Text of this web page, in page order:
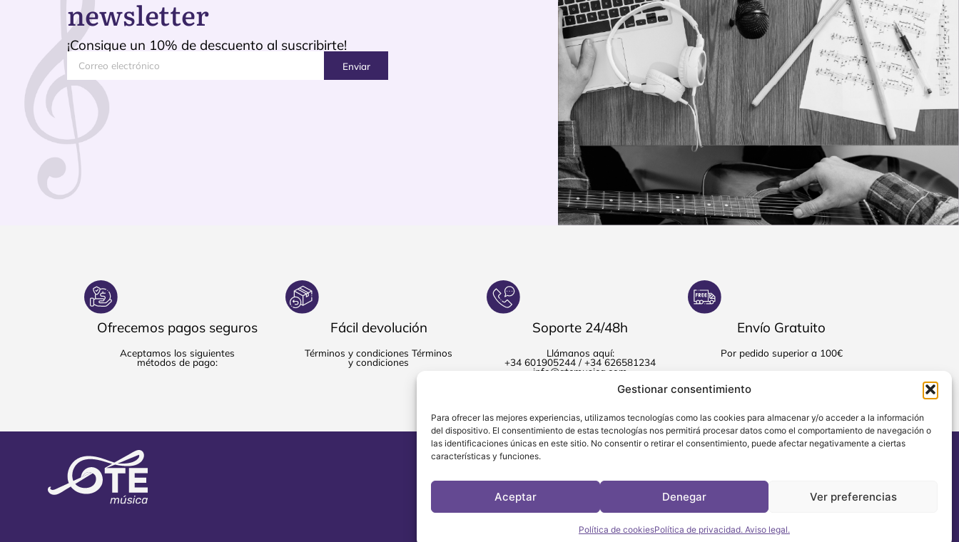
Gestionar consentimiento
Para ofrecer las mejores experiencias, utilizamos tecnologías como las cookies para almacenar y/o acceder a la información
del dispositivo. El consentimiento de estas tecnologías nos permitirá procesar datos como el comportamiento de navegación o
las identificaciones únicas en este sitio. No consentir o retirar el consentimiento, puede afectar negativamente a ciertas
características y funciones.
Aceptar Denegar Ver preferencias
Política de cookiesPolítica de privacidad. Aviso legal.
newsletter
¡Consigue un 10% de descuento al suscribirte!
Enviar
Ofrecemos pagos seguros
Aceptamos los siguientes
métodos de pago:
Fácil devolución
Términos y condiciones Términos
y condiciones
Soporte 24/48h
Llámanos aquí:
+34 601905244 / +34 626581234
info@gtemusica.com
Envío Gratuito
Por pedido superior a 100€
Enlaces
Colección 2ilquartet
Curso / Clases
Tienda
Aviso Legal
Política de Cookies
Accesiblidad
03410, España
+34 601905244/ +34 626581234
info@gtemusica.com
Lunes-Viernes / 9:00h. - 16:00h.